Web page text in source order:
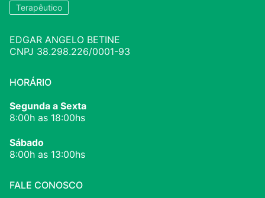
Terapêutico
EDGAR ANGELO BETINE
CNPJ 38.298.226/0001-93
HORÁRIO
Segunda a Sexta
8:00h as 18:00hs
Sábado
8:00h as 13:00hs
FALE CONOSCO